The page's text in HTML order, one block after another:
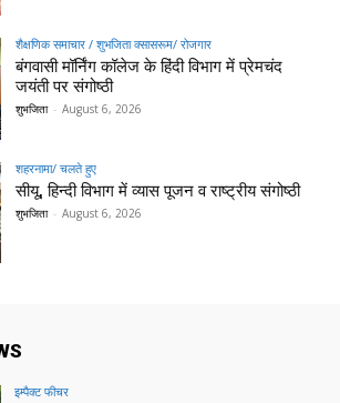
शैक्षणिक समाचार / शुभजिता क्सासरूम/ रोजगार
बंगवासी मॉर्निंग कॉलेज के हिंदी विभाग में प्रेमचंद
जयंती पर संगोष्ठी
शुभजिता - August 6, 2026
शहरनामा/ चलते हुए
सीयू, हिन्दी विभाग में व्यास पूजन व राष्ट्रीय संगोष्ठी
शुभजिता - August 6, 2026
इम्पैक्ट फीचर